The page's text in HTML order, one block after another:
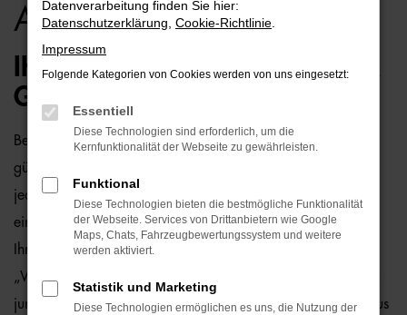
Angebote
IHR GÜNSTIGER ŠKODA FABIA
GEBRAUCHTWAGEN WARTET
Bei uns kaufen Sie einen Škoda Fabia Gebrauchtwagen
günstig und ohne Risiko. Der Grund liegt darin, dass wir
jedes Fahrzeug eingehend überprüfen und somit einen
einwandfreien Zustand gewährleisten. Hierauf geben wir
Ihnen eine Gewährleistung von einem Jahr – und das ohne
„Wenn und Aber“. In den meisten Fällen handelt es sich um
junge Gebrauchte vom Typ Škoda Fabia, die wir zu überaus
Datenverarbeitung finden Sie hier:
Datenschutzerklärung Cookie-Richtlinie
Impressum
Folgende Kategorien von Cookies werden von uns eingesetzt:
Essentiell
Diese Technologien sind erforderlich, um die
Kernfunktionalität der Webseite zu gewährleisten.
Funktional
Diese Technologien bieten die bestmögliche Funktionalität
der Webseite. Services von Drittanbietern wie Google
Maps, Chats, Fahrzeugbewertungssystem und weitere
werden aktiviert.
Statistik und Marketing
Diese Technologien ermöglichen es uns, die Nutzung der